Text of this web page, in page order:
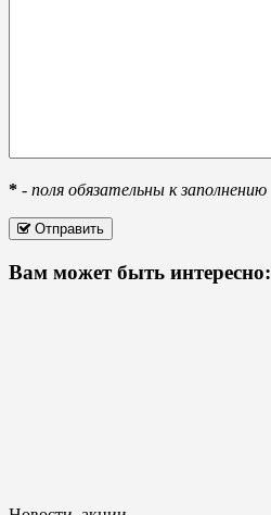
* - поля обязательны к заполнению
Отправить
Вам может быть интересно: